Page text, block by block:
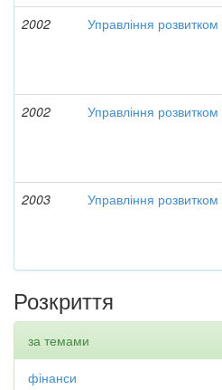
2002
Управління
2002
Управління
2003
Управління
Розкриття
за темами
фінанси